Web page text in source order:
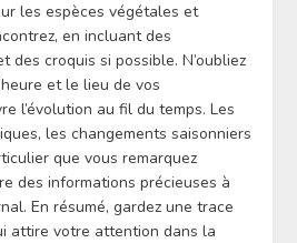
les espèces végétales et
en incluant des
des croquis si possible. N’oubliez
et le lieu de vos
l’évolution au fil du temps. Les
les changements saisonniers
que vous remarquez
des informations précieuses à
En résumé, gardez une trace
attire votre attention dans la